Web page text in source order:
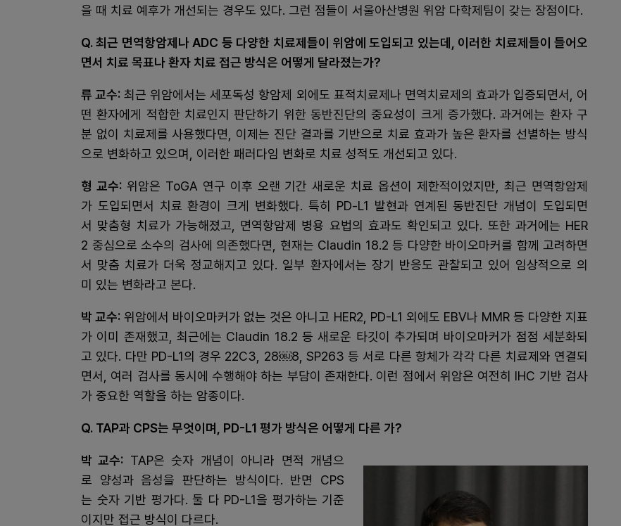
을 때 치료 예후가 개선되는 경우도 있다. 그런 점들이 서울아산병원 위암 다학제팀이 갖는 장점이다.
Q. 최근 면역항암제나 ADC 등 다양한 치료제들이 위암에 도입되고 있는데, 이러한 치료제들이 들어오
면서 치료 목표나 환자 치료 접근 방식은 어떻게 달라졌는가?
류 교수: 최근 위암에서는 세포독성 항암제 외에도 표적치료제나 면역치료제의 효과가 입증되면서, 어
떤 환자에게 적합한 치료인지 판단하기 위한 동반진단의 중요성이 크게 증가했다. 과거에는 환자 구
분 없이 치료제를 사용했다면, 이제는 진단 결과를 기반으로 치료 효과가 높은 환자를 선별하는 방식
으로 변화하고 있으며, 이러한 패러다임 변화로 치료 성적도 개선되고 있다.
형 교수:위암은 ToGA 연구 이후 오랜 기간 새로운 치료 옵션이 제한적이었지만, 최근 면역항암제
가 도입되면서 치료 환경이 크게 변화했다. 특히 PD‑L1 발현과 연계된 동반진단 개념이 도입되면
서 맞춤형 치료가 가능해졌고, 면역항암제 병용 요법의 효과도 확인되고 있다. 또한 과거에는 HER
2 중심으로 소수의 검사에 의존했다면, 현재는 Claudin 18.2 등 다양한 바이오마커를 함께 고려하면
서 맞춤 치료가 더욱 정교해지고 있다. 일부 환자에서는 장기 반응도 관찰되고 있어 임상적으로 의
미 있는 변화라고 본다.
박 교수: 위암에서 바이오마커가 없는 것은 아니고 HER2, PD-L1 외에도 EBV나 MMR 등 다양한 지표
가 이미 존재했고, 최근에는 Claudin 18.2 등 새로운 타깃이 추가되며 바이오마커가 점점 세분화되
고 있다. 다만 PD-L1의 경우 22C3, 28￼8, SP263 등 서로 다른 항체가 각각 다른 치료제와 연결되
면서, 여러 검사를 동시에 수행해야 하는 부담이 존재한다. 이런 점에서 위암은 여전히 IHC 기반 검사
가 중요한 역할을 하는 암종이다.
Q. TAP과 CPS는 무엇이며, PD-L1 평가 방식은 어떻게 다른 가?
박 교수: TAP은 숫자 개념이 아니라 면적 개념으
로 양성과 음성을 판단하는 방식이다. 반면 CPS
는 숫자 기반 평가다. 둘 다 PD-L1을 평가하는 기준
이지만 접근 방식이 다르다.